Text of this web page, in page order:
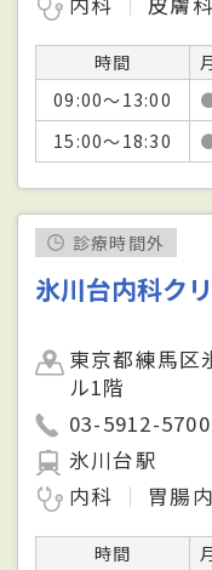
時間
09:00～13:00
15:00～18:30
診療時間外
氷川台内科ク
東京都練馬区
ル1階
03-5912-5700
氷川台駅
内科
胃腸
時間